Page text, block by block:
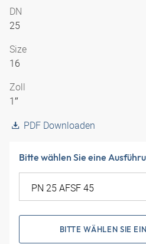
DN
25
Size
16
Zoll
1″
PDF Downloaden
Bitte wählen Sie eine
BITTE WÄHLEN SIE